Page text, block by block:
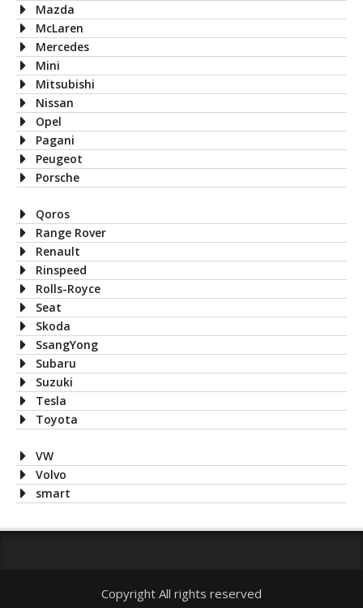
Mazda
McLaren
Mercedes
Mini
Mitsubishi
Nissan
Opel
Pagani
Peugeot
Porsche
Qoros
Range Rover
Renault
Rinspeed
Rolls-Royce
Seat
Skoda
SsangYong
Subaru
Suzuki
Tesla
Toyota
VW
Volvo
smart
Copyright All rights reserved